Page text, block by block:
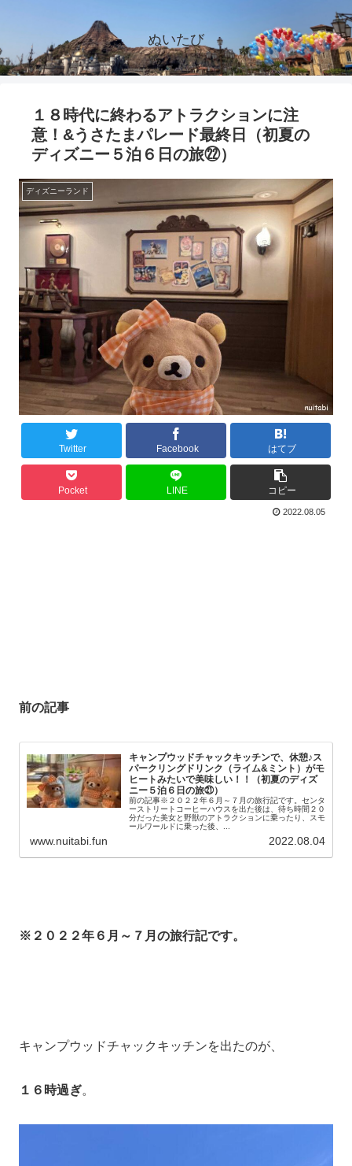
ぬいたび
１８時代に終わるアトラクションに注
意！&うさたまパレード最終日（初夏の
ディズニー５泊６日の旅㉒）
ディズニーランド
Twitter Facebook はてブ
Pocket LINE コピー
2022.08.05
前の記事
キャンプウッドチャックキッチンで、休憩♪ス
パークリングドリンク（ライム&ミント）がモ
ヒートみたいで美味しい！！（初夏のディズ
ニー５泊６日の旅㉑）
前の記事※２０２２年６月～７月の旅行記です。センタ
ーストリートコーヒーハウスを出た後は、待ち時間２０
分だった美女と野獣のアトラクションに乗ったり、スモ
ールワールドに乗った後、...
www.nuitabi.fun 2022.08.04
※２０２２年６月～７月の旅行記です。
キャンプウッドチャックキッチンを出たのが、
１６時過ぎ。